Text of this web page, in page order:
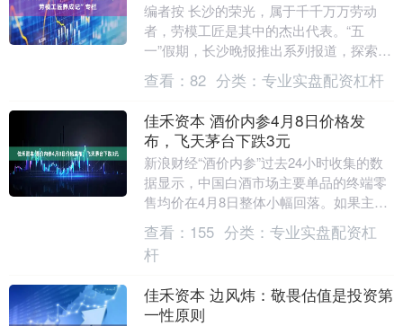
编者按 长沙的荣光，属于千千万万劳动
者，劳模工匠是其中的杰出代表。“五
一”假期，长沙晚报推出系列报道，探索劳
模工匠的养成密码，致敬每一位平凡岗位
上的奋斗者。 人....
查看： 82 分类： 专业实盘配资杠杆
佳禾资本 酒价内参4月8日价格发
布，飞天茅台下跌3元
新浪财经“酒价内参”过去24小时收集的数
据显示，中国白酒市场主要单品的终端零
售均价在4月8日整体小幅回落。如果主要
单品各取一瓶整体打包售卖，今日总售价
为9933....
查看： 155 分类： 专业实盘配资杠
杆
佳禾资本 边风炜：敬畏估值是投资第
一性原则